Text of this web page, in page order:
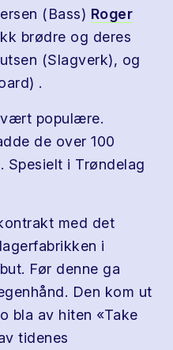
(Bass) Roger
brødre og deres
(Slagverk), og
.
populære.
de over 100
Spesielt i Trøndelag
med det
i
Før denne ga
Den kom ut
bla av hiten «Take
tidenes